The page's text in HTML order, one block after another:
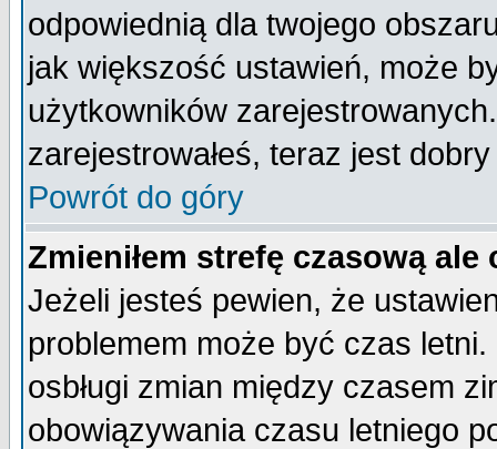
odpowiednią dla twojego
jak większość ustawień, może
użytkowników
zarejestrowałeś, teraz jest
Powrót do góry
Zmieniłem strefę czasową
Jeżeli jesteś pewien, że
problemem może być czas
osbługi zmian między czasem
obowiązywania czasu letniego